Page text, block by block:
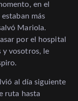
en el
más
Mariola.
por el hospital
y vosotros, le
al día siguiente
ruta hasta